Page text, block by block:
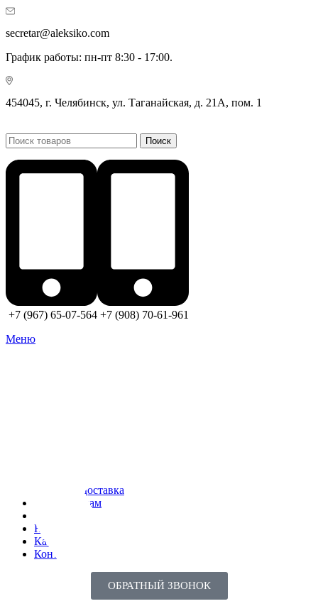
secretar@aleksiko.com
График работы: пн-пт 8:30 - 17:00.
454045, г. Челябинск, ул. Таганайская, д. 21А, пом. 1
Поиск
+7 (967) 65-07-564 +7 (908) 70-61-961
Меню
Оплата и доставка
Поставщикам
Новинки
Карьера
Контакты
ОБРАТНЫЙ ЗВОНОК